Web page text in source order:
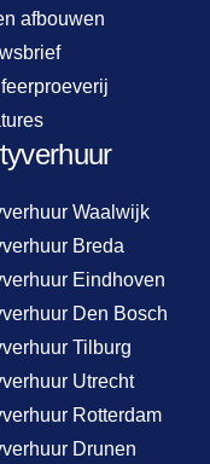
afbouwen
Waalwijk
Breda
Eindhoven
Den Bosch
Tilburg
Utrecht
Rotterdam
Drunen